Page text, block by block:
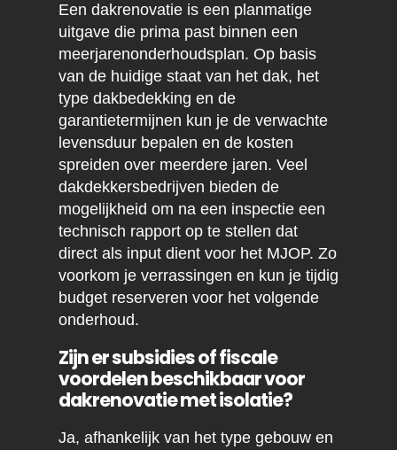
Een dakrenovatie is een planmatige
uitgave die prima past binnen een
meerjarenonderhoudsplan. Op basis
van de huidige staat van het dak, het
type dakbedekking en de
garantietermijnen kun je de verwachte
levensduur bepalen en de kosten
spreiden over meerdere jaren. Veel
dakdekkersbedrijven bieden de
mogelijkheid om na een inspectie een
technisch rapport op te stellen dat
direct als input dient voor het MJOP. Zo
voorkom je verrassingen en kun je tijdig
budget reserveren voor het volgende
onderhoud.
Zijn er subsidies of fiscale
voordelen beschikbaar voor
dakrenovatie met isolatie?
Ja, afhankelijk van het type gebouw en